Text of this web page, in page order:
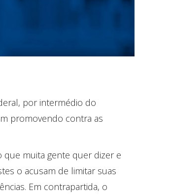
por intermédio do
promovendo contra as
que muita gente quer dizer e
o acusam de limitar suas
Em contrapartida, o